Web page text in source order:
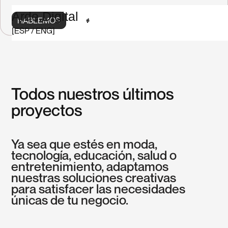
Arde.Digital
[ESP/ENG]
HABLEMOS
Todos nuestros últimos
proyectos
Ya sea que estés en moda,
tecnología, educación, salud o
entretenimiento, adaptamos
nuestras soluciones creativas
para satisfacer las necesidades
únicas de tu negocio.